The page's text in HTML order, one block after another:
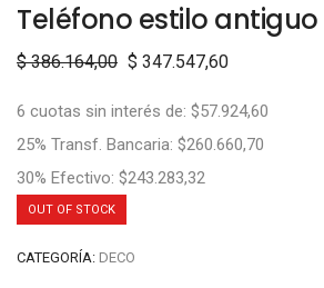
Teléfono estilo antiguo
$386.164,00 $ 347.547,60
6 cuotas sin interés de: $57.924,60
25% Transf. Bancaria: $260.660,70
30% Efectivo: $243.283,32
OUT OF STOCK
CATEGORÍA: DECO